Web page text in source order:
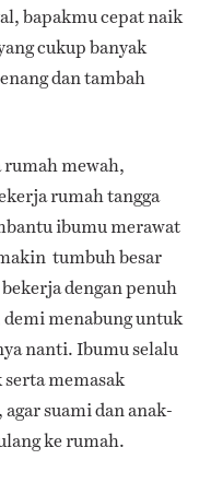
bapakmu cepat naik
cukup banyak
dan tambah
mewah,
rumah tangga
ibumu merawat
tumbuh besar
dengan penuh
menabung untuk
nanti. Ibumu selalu
memasak
suami dan anak-
ke rumah.